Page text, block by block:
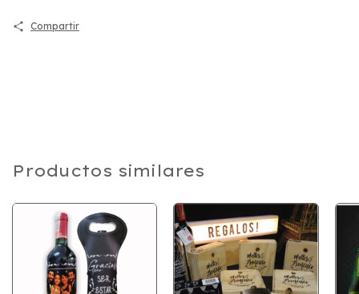
Compartir
Productos similares